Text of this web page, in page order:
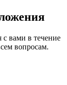
с вами в течение
вопросам.